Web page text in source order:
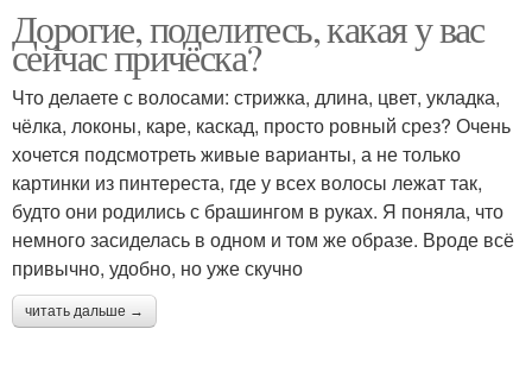
Дорогие, поделитесь, какая у вас
сейчас причёска?
Что делаете с волосами: стрижка, длина, цвет, укладка,
чёлка, локоны, каре, каскад, просто ровный срез? Очень
хочется подсмотреть живые варианты, а не только
картинки из пинтереста, где у всех волосы лежат так,
будто они родились с брашингом в руках. Я поняла, что
немного засиделась в одном и том же образе. Вроде всё
привычно, удобно, но уже скучно
читать дальше →